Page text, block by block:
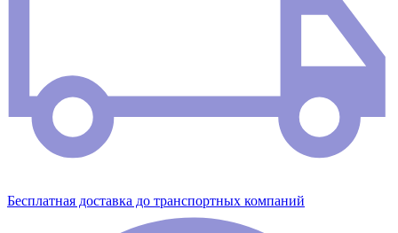
Бесплатная доставка до транспортных компаний